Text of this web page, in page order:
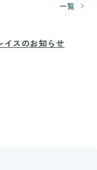
一覧
イスのお知らせ